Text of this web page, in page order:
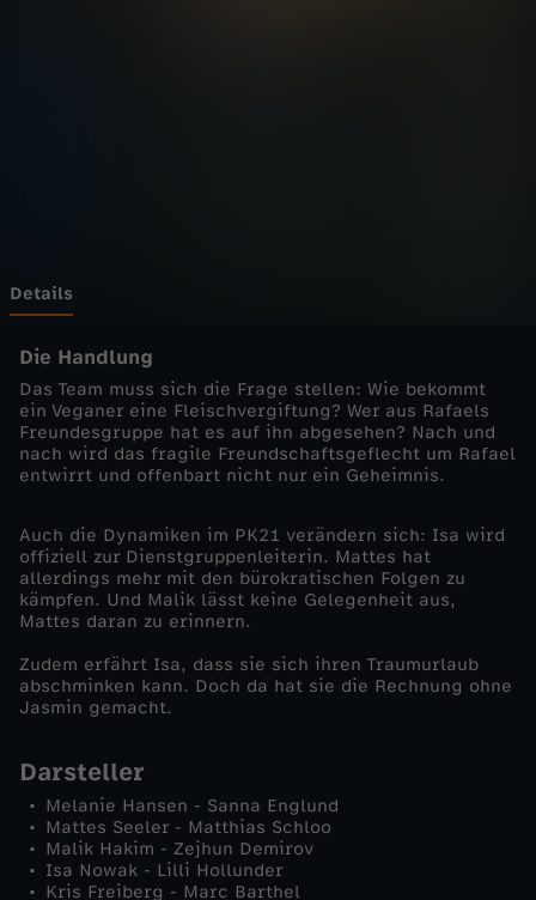
a
n
t
e
-
F
l
s
c
h
Details
Die Handlung
Das Team muss sich die Frage stellen: Wie bekommt
ein Veganer eine Fleischvergiftung? Wer aus Rafaels
Freundesgruppe hat es auf ihn abgesehen? Nach und
nach wird das fragile Freundschaftsgeflecht um Rafael
entwirrt und offenbart nicht nur ein Geheimnis.
Auch die Dynamiken im PK21 verändern sich: Isa wird
offiziell zur Dienstgruppenleiterin. Mattes hat
allerdings mehr mit den bürokratischen Folgen zu
kämpfen. Und Malik lässt keine Gelegenheit aus,
Mattes daran zu erinnern.
Zudem erfährt Isa, dass sie sich ihren Traumurlaub
abschminken kann. Doch da hat sie die Rechnung ohne
Jasmin gemacht.
Darsteller
Melanie Hansen - Sanna Englund
Mattes Seeler - Matthias Schloo
Malik Hakim - Zejhun Demirov
Isa Nowak - Lilli Hollunder
Kris Freiberg - Marc Barthel